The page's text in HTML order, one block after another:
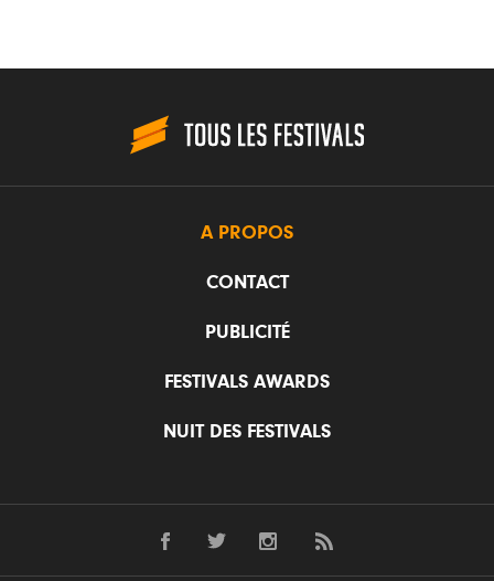
A PROPOS
CONTACT
PUBLICITÉ
FESTIVALS AWARDS
NUIT DES FESTIVALS